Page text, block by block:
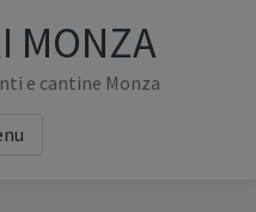
MONZA
e cantine Monza